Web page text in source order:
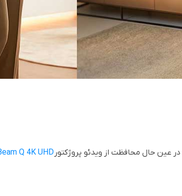
عین حال محافظت از ویدئو پروژکتورQ 4K UHD